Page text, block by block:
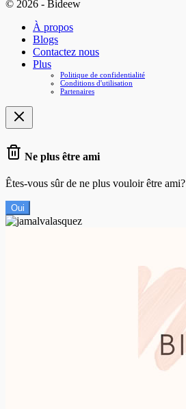
© 2026 - Bideew
À propos
Blogs
Contactez nous
Plus
Politique de confidentialité
Conditions d'utilisation
Partenaires
Ne plus être ami
Êtes-vous sûr de ne plus vouloir être ami?
Oui